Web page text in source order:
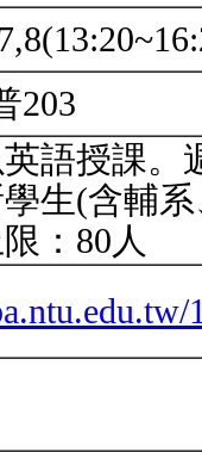
203
語授課。
生(含輔
：80人